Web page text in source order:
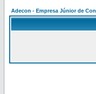
Adecon - Empresa Júnior de